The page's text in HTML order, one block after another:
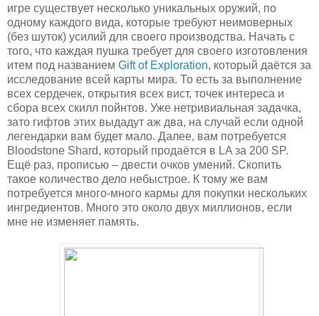
игре существует несколько уникальных оружий, по
одному каждого вида, которые требуют неимоверных
(без шуток) усилий для своего производства. Начать с
того, что каждая пушка требует для своего изготовления
итем под названием Gift of Exploration, который даётся за
исследование всей карты мира. То есть за выполнение
всех сердечек, открытия всех вист, точек интереса и
сбора всех скилл пойнтов. Уже нетривиальная задачка,
зато гифтов этих выдадут аж два, на случай если одной
легендарки вам будет мало. Далее, вам потребуется
Bloodstone Shard, который продаётся в LA за 200 SP.
Ещё раз, прописью – двести очков умений. Скопить
такое количество дело небыстрое. К тому же вам
потребуется много-много кармы для покупки нескольких
ингредиентов. Много это около двух миллионов, если
мне не изменяет память.